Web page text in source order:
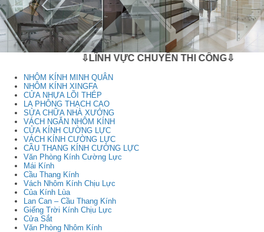
⇩LĨNH VỰC CHUYÊN THI CÔNG⇩
NHÔM KÍNH MINH QUÂN
NHÔM KÍNH XINGFA
CỬA NHỰA LÕI THÉP
LA PHÔNG THẠCH CAO
SỬA CHỮA NHÀ XƯỞNG
VÁCH NGĂN NHÔM KÍNH
CỬA KÍNH CƯỜNG LỰC
VÁCH KÍNH CƯỜNG LỰC
CẦU THANG KÍNH CƯỜNG LỰC
Văn Phòng Kính Cường Lực
Mái Kính
Cầu Thang Kính
Vách Nhôm Kính Chịu Lực
Của Kính Lùa
Lan Can – Cầu Thang Kính
Giếng Trời Kính Chịu Lực
Cửa Sắt
Văn Phòng Nhôm Kính